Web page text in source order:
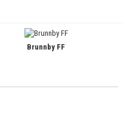
Brunnby FF